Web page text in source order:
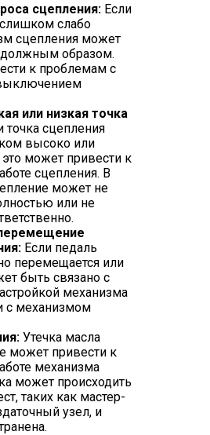
сцепления: Если
слабо
сцепления может
должным образом.
к проблемам с
или низкая точка
точка сцепления
высоко или
может привести к
сцепления. В
может не
или не
Если педаль
перемещается или
быть связано с
механизма
с механизмом
Утечка масла
может привести к
механизма
может происходить
таких как мастер-
узел, и